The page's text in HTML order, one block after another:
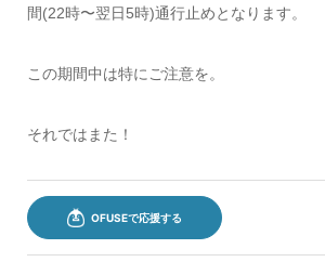
間(22時〜翌日5時)通行止めとなります。
この期間中は特にご注意を。
それではまた！